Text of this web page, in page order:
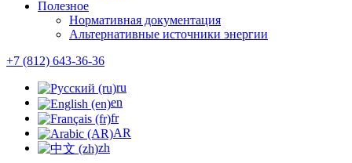
Полезное
Нормативная документация
Альтернативные источники энергии
+7 (812) 643-36-36
ru
en
fr
AR
zh